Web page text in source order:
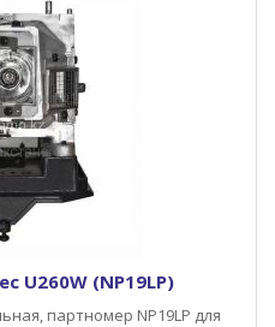
U260W (NP19LP)
партномер NP19LP для